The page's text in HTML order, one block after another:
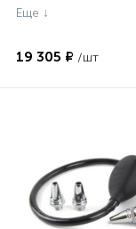
19 305 ₽